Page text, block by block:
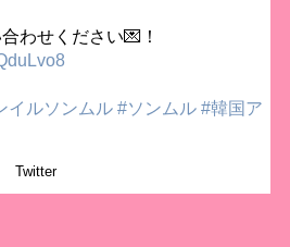
わせください💌！
イルソンムル #ソンムル #韓国ア
Twitter